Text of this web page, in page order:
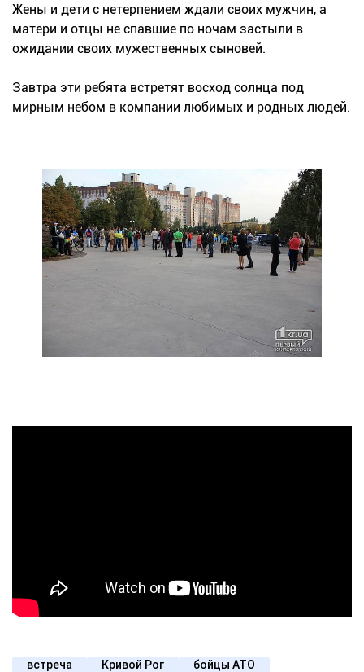
Жены и дети с нетерпением ждали своих мужчин, а
матери и отцы не спавшие по ночам застыли в
ожидании своих мужественных сыновей.
Завтра эти ребята встретят восход солнца под
мирным небом в компании любимых и родных людей.
встреча Кривой Рог
бойцы АТО